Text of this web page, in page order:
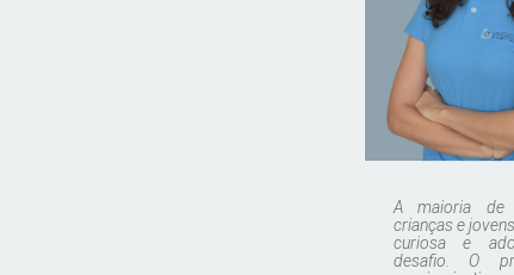
A maioria de
crianças e
curiosa e
desafio. O